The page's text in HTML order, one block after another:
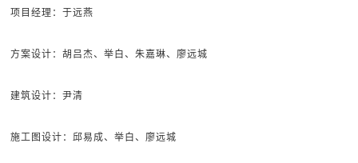
项目经理：于远燕
方案设计：胡吕杰、举白、朱嘉琳、廖远城
建筑设计：尹清
施工图设计：邱易成、举白、廖远城